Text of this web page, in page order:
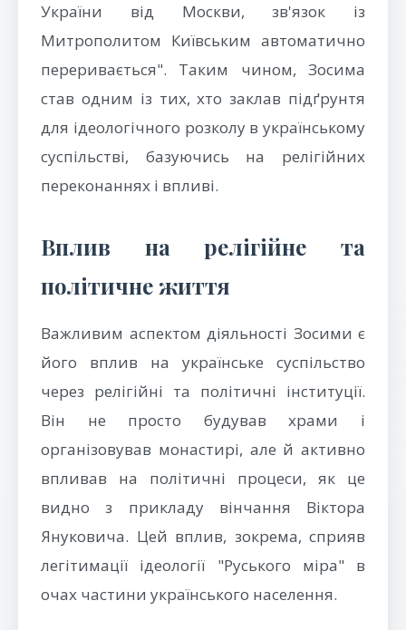
України від Москви, зв'язок із
Митрополитом Київським автоматично
переривається". Таким чином, Зосима
став одним із тих, хто заклав підґрунтя
для ідеологічного розколу в українському
суспільстві, базуючись на релігійних
переконаннях і впливі.
Вплив на релігійне та
політичне життя
Важливим аспектом діяльності Зосими є
його вплив на українське суспільство
через релігійні та політичні інституції.
Він не просто будував храми і
організовував монастирі, але й активно
впливав на політичні процеси, як це
видно з прикладу вінчання Віктора
Януковича. Цей вплив, зокрема, сприяв
легітимації ідеології "Руського міра" в
очах частини українського населення.